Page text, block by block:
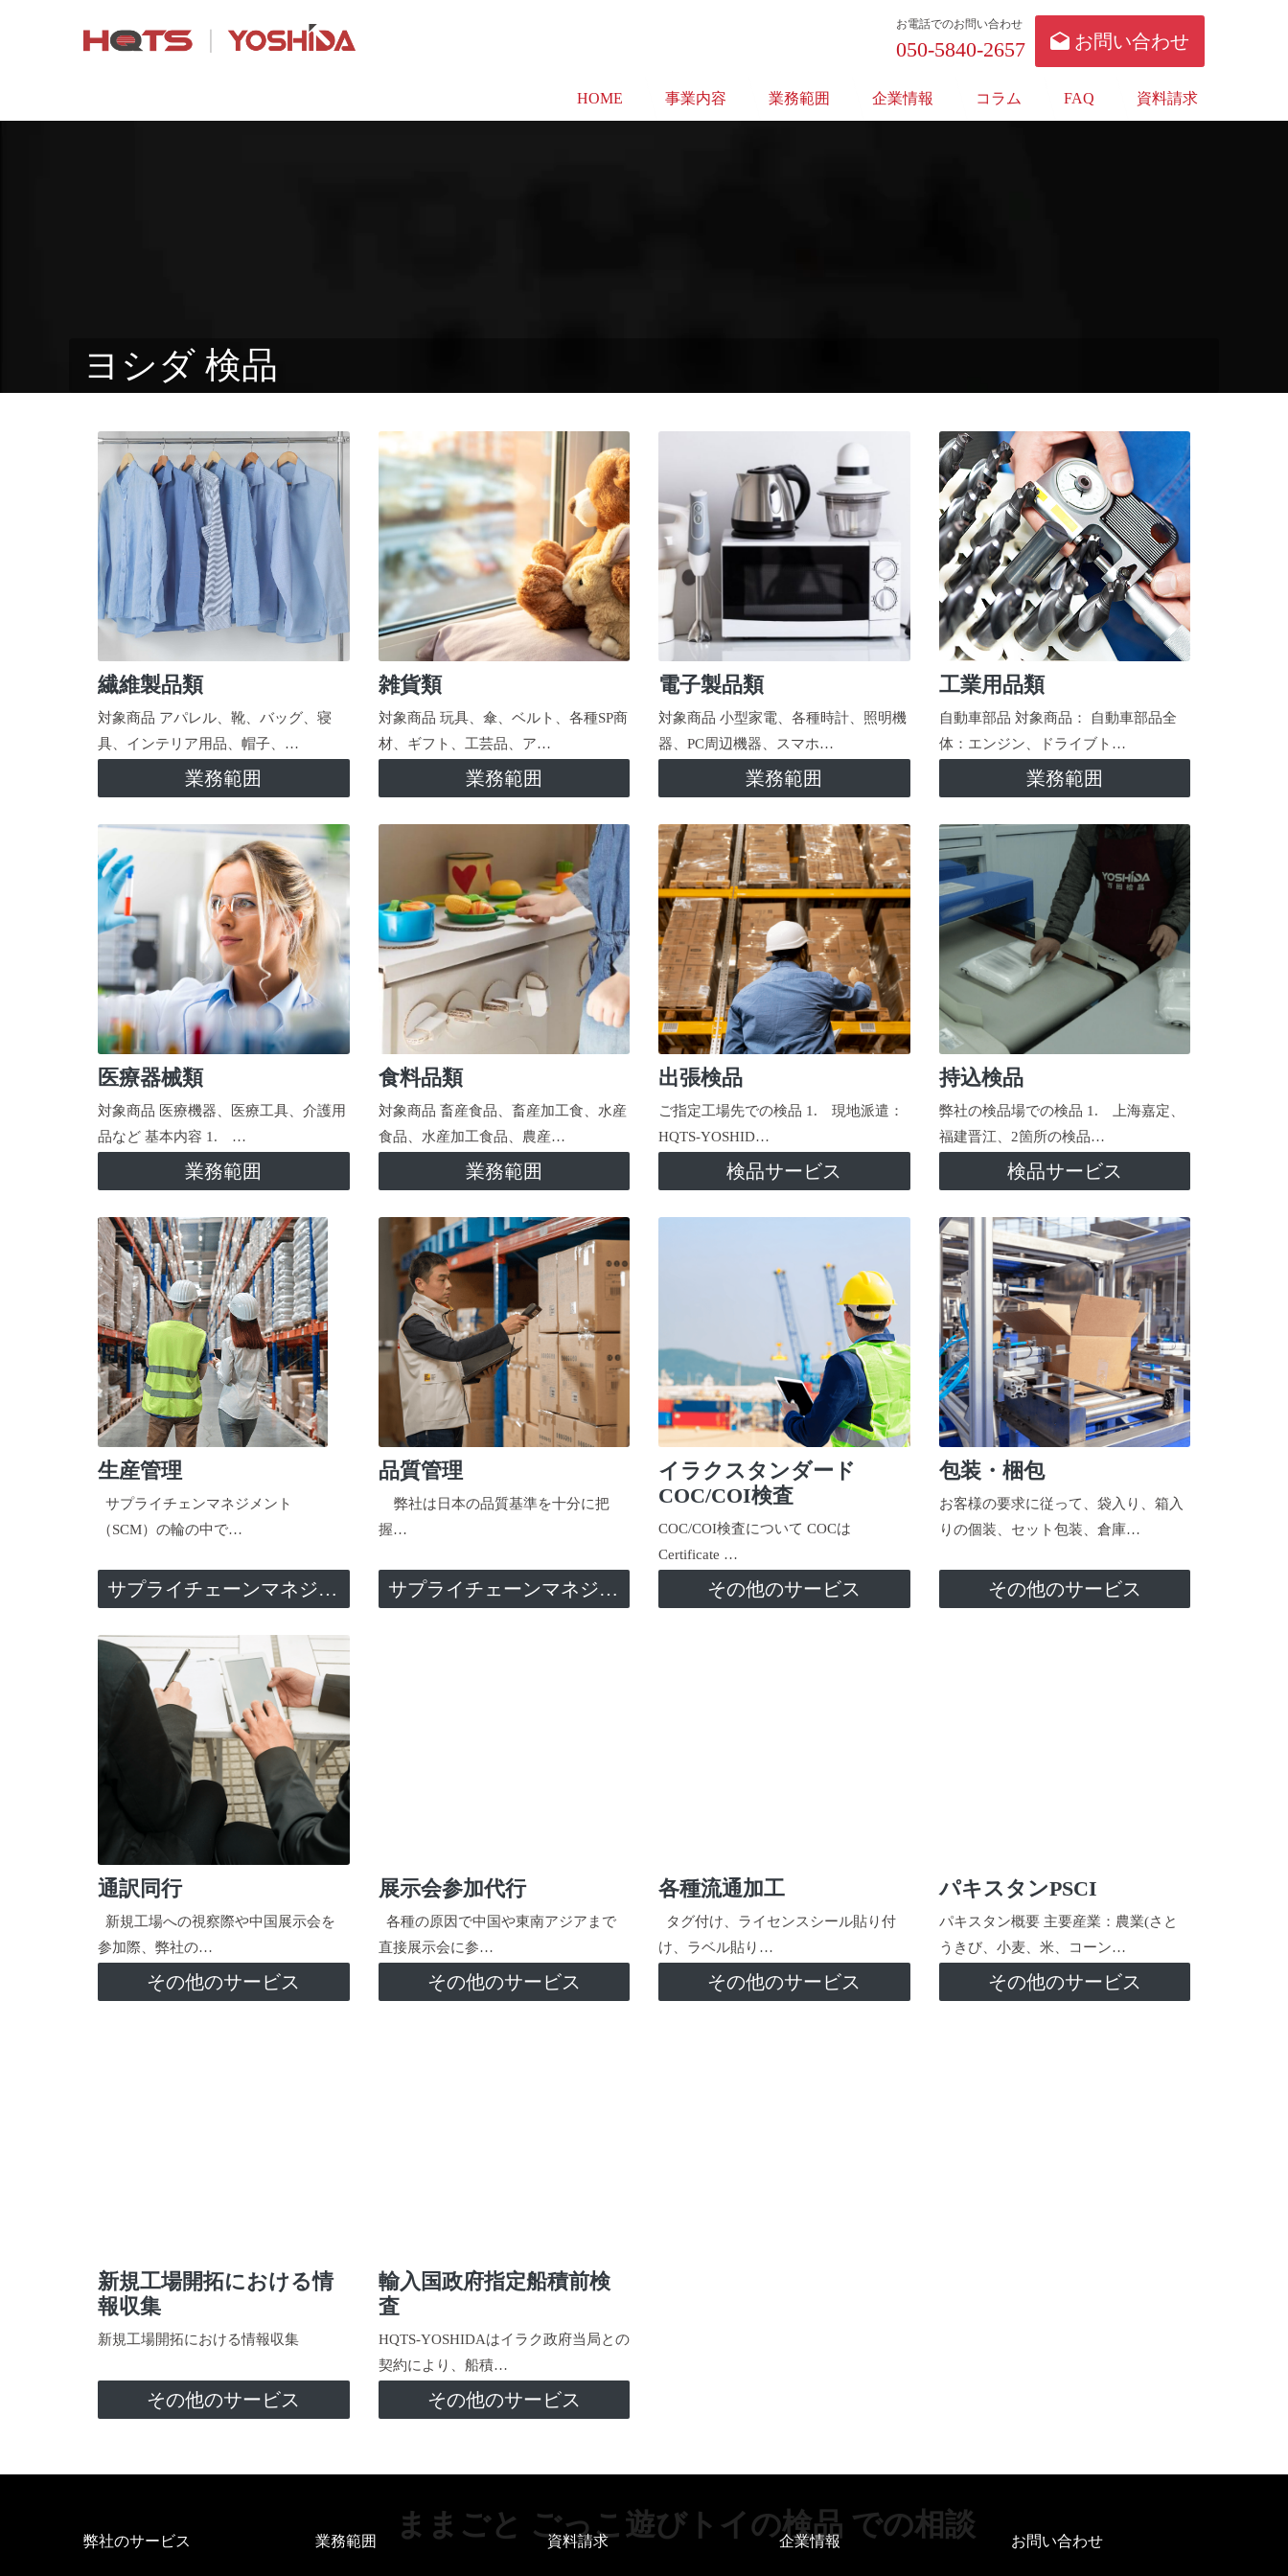
お電話でのお問い合わせ
050-5840-2657 お問い合わせ
HOME 事業内容 業務範囲 企業情報 コラム FAQ 資料請求
ヨシダ 検品
繊維製品類
対象商品 アパレル、靴、バッグ、寝
具、インテリア用品、帽子、…
業務範囲
雑貨類
対象商品 玩具、傘、ベルト、各種SP商
材、ギフト、工芸品、ア…
業務範囲
電子製品類
対象商品 小型家電、各種時計、照明機
器、PC周辺機器、スマホ…
業務範囲
工業用品類
自動車部品 対象商品： 自動車部品全
体：エンジン、ドライブト…
業務範囲
医療器械類
対象商品 医療機器、医療工具、介護用
品など 基本内容 1. …
業務範囲
食料品類
対象商品 畜産食品、畜産加工食、水産
食品、水産加工食品、農産…
業務範囲
出張検品
ご指定工場先での検品 1. 現地派遣：
HQTS-YOSHID…
検品サービス
持込検品
弊社の検品場での検品 1. 上海嘉定、
福建晋江、2箇所の検品…
検品サービス
生産管理
サプライチェンマネジメント
（SCM）の輪の中で…
サプライチェーンマネジメント
品質管理
弊社は日本の品質基準を十分に把
握…
サプライチェーンマネジメント
イラクスタンダード
COC/COI検査
COC/COI検査について COCは
Certificate …
その他のサービス
包装・梱包
お客様の要求に従って、袋入り、箱入
りの個装、セット包装、倉庫…
その他のサービス
通訳同行
新規工場への視察際や中国展示会を
参加際、弊社の…
その他のサービス
展示会参加代行
各種の原因で中国や東南アジアまで
直接展示会に参…
その他のサービス
各種流通加工
タグ付け、ライセンスシール貼り付
け、ラベル貼り…
その他のサービス
パキスタンPSCI
パキスタン概要 主要産業：農業(さと
うきび、小麦、米、コーン…
その他のサービス
新規工場開拓における情
報収集
新規工場開拓における情報収集
その他のサービス
輸入国政府指定船積前検
査
HQTS-YOSHIDAはイラク政府当局との
契約により、船積…
その他のサービス
ままごと ごっこ遊びトイの検品 での相談
弊社のサービス 業務範囲 資料請求 企業情報 お問い合わせ